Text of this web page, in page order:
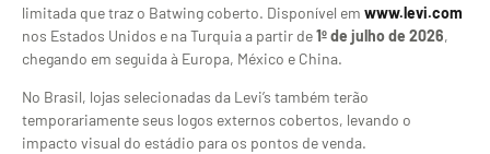
limitada que traz o Batwing coberto. Disponível em www.levi.com
nos Estados Unidos e na Turquia a partir de1º de julho de 2026,
chegando em seguida à Europa, México e China.
No Brasil, lojas selecionadas da Levi’s também terão
temporariamente seus logos externos cobertos, levando o
impacto visual do estádio para os pontos de venda.